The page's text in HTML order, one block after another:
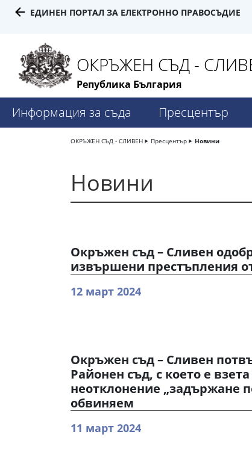
ЕДИНЕН ПОРТАЛ ЗА ЕЛЕКТРОННО ПРАВОСЪДИЕ
ОКРЪЖЕН СЪД -
Република България
Информация за съда Пресцентър
ОКРЪЖЕН СЪД - СЛИВЕН Пресцентър Новини
Новини
Окръжен съд – Сливен
извършени престъпления
12 март 2024
Окръжен съд – Сливен
Районен съд, с което е
неотклонение „задържане
обвиняем
11 март 2024